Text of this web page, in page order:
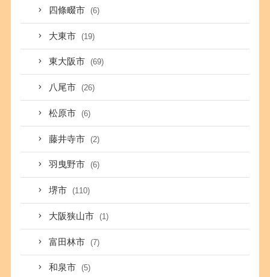
四條畷市 (6)
大東市 (19)
東大阪市 (69)
八尾市 (26)
松原市 (6)
藤井寺市 (2)
羽曳野市 (6)
堺市 (110)
大阪狭山市 (1)
富田林市 (7)
和泉市 (5)